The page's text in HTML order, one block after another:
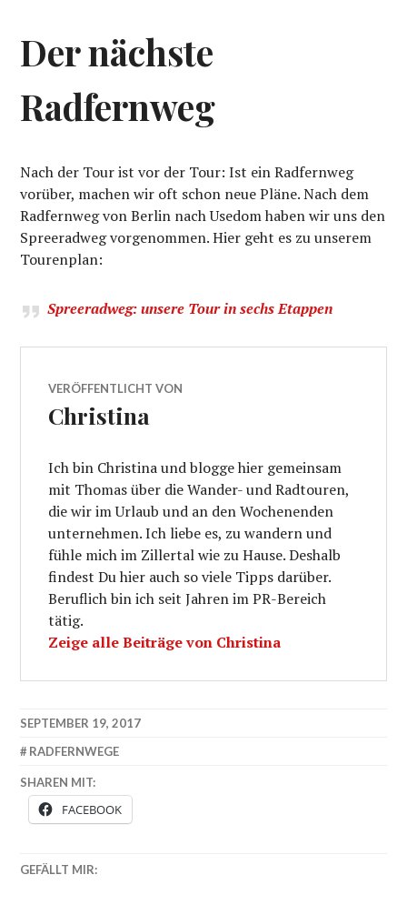
Der nächste
Radfernweg
Nach der Tour ist vor der Tour: Ist ein Radfernweg
vorüber, machen wir oft schon neue Pläne. Nach dem
Radfernweg von Berlin nach Usedom haben wir uns den
Spreeradweg vorgenommen. Hier geht es zu unserem
Tourenplan:
Spreeradweg: unsere Tour in sechs Etappen
VERÖFFENTLICHT VON
Christina
Ich bin Christina und blogge hier gemeinsam
mit Thomas über die Wander- und Radtouren,
die wir im Urlaub und an den Wochenenden
unternehmen. Ich liebe es, zu wandern und
fühle mich im Zillertal wie zu Hause. Deshalb
findest Du hier auch so viele Tipps darüber.
Beruflich bin ich seit Jahren im PR-Bereich
tätig.
Zeige alle Beiträge von Christina
SEPTEMBER 19, 2017
RADFERNWEGE
SHAREN MIT:
FACEBOOK
GEFÄLLT MIR: